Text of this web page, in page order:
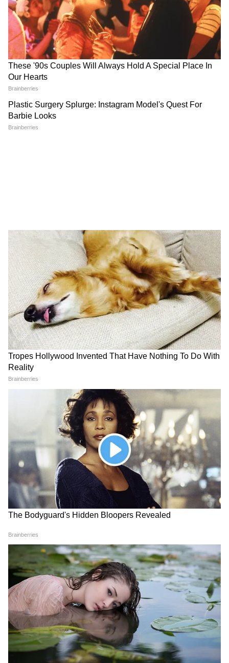
अमरनाथ यात्रा पर ब्रेक से हॉर्मुज
संकट तक, जानिए भारत और दुनिया
Delimitation पर तमिलनाडु में
बवाल! CM विजय की मीटिंग में 21
सांसद जुटे, लेकिन DMK-AIADMK
ने क्यों किया बॉयकॉट?
Crime News: 'मेरे पति को मार
दो, नहीं तो...चैट सामने आते ही पति
ने उठाया बड़ा कदम, पत्नी और प्रेमी
पर गंभीर आरोप
LATEST VIDEOS
Modi in IIT Delhi: '1 लाख करोड़..अंग्रेजी में
बोलूं', देश के युवाओं को Modi ने दिया बहुत बड़ा
टास्क
देर रात Rishabh Pant की इस शिकायत पर
CM Pushkar Dhami की पहली प्रतिक्रिया